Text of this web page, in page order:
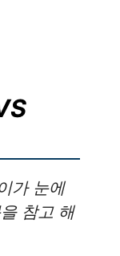
가 눈에
참고 해